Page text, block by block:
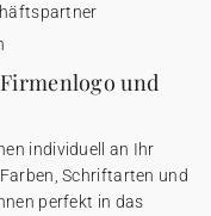
und
individuell an Ihr
Schriftarten und
perfekt in das